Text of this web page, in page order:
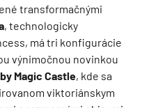
transformačnými
, technologicky
má tri konfigurácie
výnimočnou novinkou
Magic Castle, kde sa
viktoriánskym